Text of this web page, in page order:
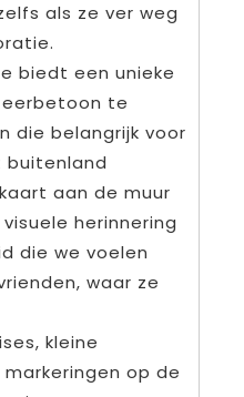
als ze ver weg
biedt een unieke
te
die belangrijk voor
buitenland
aan de muur
herinnering
die we voelen
waar ze
kleine
op de